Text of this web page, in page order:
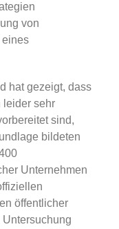
von
eines
hat gezeigt, dass
sehr
sind,
bildeten
Unternehmen
öffentlicher